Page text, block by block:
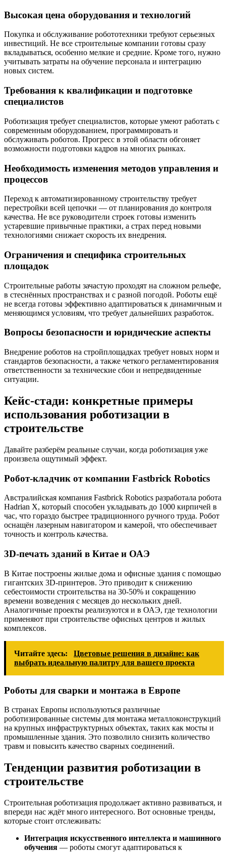
Высокая цена оборудования и технологий
Покупка и обслуживание робототехники требуют серьезных
инвестиций. Не все строительные компании готовы сразу
вкладываться, особенно мелкие и средние. Кроме того, нужно
учитывать затраты на обучение персонала и интеграцию
новых систем.
Требования к квалификации и подготовке
специалистов
Роботизация требует специалистов, которые умеют работать с
современным оборудованием, программировать и
обслуживать роботов. Прогресс в этой области обгоняет
возможности подготовки кадров на многих рынках.
Необходимость изменения методов управления и
процессов
Переход к автоматизированному строительству требует
перестройки всей цепочки — от планирования до контроля
качества. Не все руководители строек готовы изменить
устаревшие привычные практики, а страх перед новыми
технологиями снижает скорость их внедрения.
Ограничения и специфика строительных
площадок
Строительные работы зачастую проходят на сложном рельефе,
в стеснённых пространствах и с разной погодой. Роботы ещё
не всегда готовы эффективно адаптироваться к динамичным и
меняющимся условиям, что требует дальнейших разработок.
Вопросы безопасности и юридические аспекты
Внедрение роботов на стройплощадках требует новых норм и
стандартов безопасности, а также четкого регламентирования
ответственности за технические сбои и непредвиденные
ситуации.
Кейс-стади: конкретные примеры
использования роботизации в
строительстве
Давайте разберём реальные случаи, когда роботизация уже
произвела ощутимый эффект.
Робот-кладчик от компании Fastbrick Robotics
Австралийская компания Fastbrick Robotics разработала робота
Hadrian X, который способен укладывать до 1000 кирпичей в
час, что гораздо быстрее традиционного ручного труда. Робот
оснащён лазерным навигатором и камерой, что обеспечивает
точность и контроль качества.
3D-печать зданий в Китае и ОАЭ
В Китае построены жилые дома и офисные здания с помощью
гигантских 3D-принтеров. Это приводит к снижению
себестоимости строительства на 30-50% и сокращению
времени возведения с месяцев до нескольких дней.
Аналогичные проекты реализуются и в ОАЭ, где технологии
применяют при строительстве офисных центров и жилых
комплексов.
Читайте здесь:
Цветовые решения в дизайне: как
выбрать идеальную палитру для вашего проекта
Роботы для сварки и монтажа в Европе
В странах Европы используються различные
роботизированные системы для монтажа металлоконструкций
на крупных инфраструктурных объектах, таких как мосты и
промышленные здания. Это позволило снизить количество
травм и повысить качество сварных соединений.
Тенденции развития роботизации в
строительстве
Строительная роботизация продолжает активно развиваться, и
впереди нас ждёт много интересного. Вот основные тренды,
которые стоит отслеживать:
Интеграция искусственного интеллекта и машинного
обучения — роботы смогут адаптироваться к